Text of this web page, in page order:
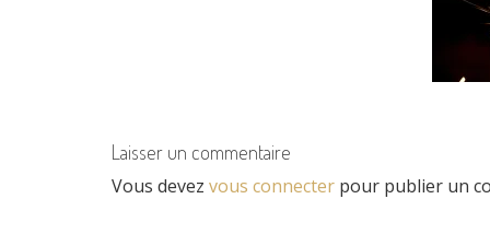
Laisser un commentaire
Vous devez vous connecter pour publier un